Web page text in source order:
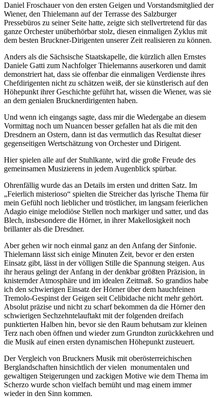
Daniel Froschauer von den ersten Geigen und Vorstandsmitglied der
Wiener, den Thielemann auf der Terrasse des Salzburger
Pressebüros zu seiner Seite hatte, zeigte sich stellvertretend für das
ganze Orchester unüberhörbar stolz, diesen einmaligen Zyklus mit
dem besten Bruckner-Dirigenten unserer Zeit realisieren zu können.
Anders als die Sächsische Staatskapelle, die kürzlich allen Ernstes
Daniele Gatti zum Nachfolger Thielemanns auserkoren und damit
demonstriert hat, dass sie offenbar die einmaligen Verdienste ihres
Chefdirigenten nicht zu schätzen weiß, der sie künstlerisch auf den
Höhepunkt ihrer Geschichte geführt hat, wissen die Wiener, was sie
an dem genialen Brucknerdirigenten haben.
Und wenn ich eingangs sagte, dass mir die Wiedergabe an diesem
Vormittag noch um Nuancen besser gefallen hat als die mit den
Dresdnern an Ostern, dann ist das vermutlich das Resultat dieser
gegenseitigen Wertschätzung von Orchester und Dirigent.
Hier spielen alle auf der Stuhlkante, wird die große Freude des
gemeinsamen Musizierens in jedem Augenblick spürbar.
Ohrenfällig wurde das an Details im ersten und dritten Satz. Im
„Feierlich misterioso“ spielten die Streicher das lyrische Thema für
mein Gefühl noch lieblicher und tröstlicher, im langsam feierlichen
Adagio einige melodiöse Stellen noch markiger und satter, und das
Blech, insbesondere die Hörner, in ihrer Makellosigkeit noch
brillanter als die Dresdner.
Aber gehen wir noch einmal ganz an den Anfang der Sinfonie.
Thielemann lässt sich einige Minuten Zeit, bevor er den ersten
Einsatz gibt, lässt in der völligen Stille die Spannung steigen. Aus
ihr heraus gelingt der Anfang in der denkbar größten Präzision, in
knisternder Atmosphäre und im idealen Zeitmaß. So grandios habe
ich den schwierigen Einsatz der Hörner über dem hauchfeinen
Tremolo-Gespinst der Geigen seit Celibidache nicht mehr gehört.
Absolut präzise und nicht zu scharf bekommen da die Hörner den
schwierigen Sechzehntelauftakt mit der folgenden dreifach
punktierten Halben hin, bevor sie den Raum behutsam zur kleinen
Terz nach oben öffnen und wieder zum Grundton zurückkehren und
die Musik auf einen ersten dynamischen Höhepunkt zusteuert.
Der Vergleich von Bruckners Musik mit oberösterreichischen
Berglandschaften hinsichtlich der vielen monumentalen und
gewaltigen Steigerungen und zackigen Motive wie dem Thema im
Scherzo wurde schon vielfach bemüht und mag einem immer
wieder in den Sinn kommen.